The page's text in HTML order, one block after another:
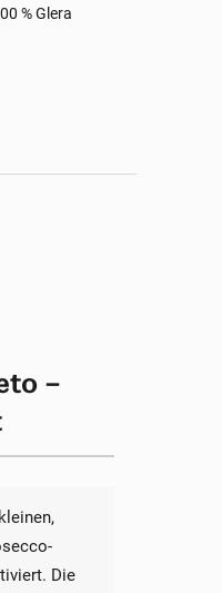
% Glera
–
Die